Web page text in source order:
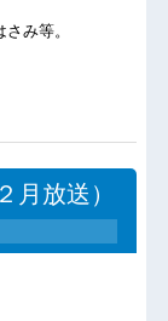
み等。
月放送）